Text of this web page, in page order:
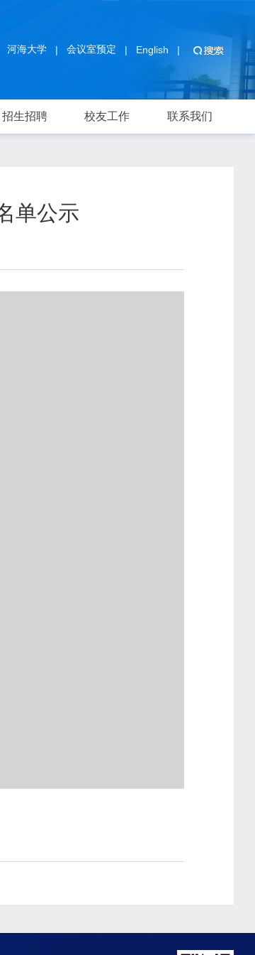
河海大学 | 会议室预定 | English |
招生招聘 校友工作 联系我们
单公示